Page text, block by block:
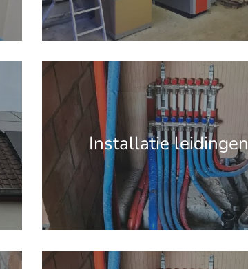
'.get_the_title().'
Installatie leidingen
'.get_the_title().'